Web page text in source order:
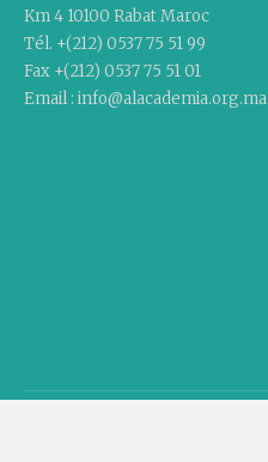
Km 4 10100 Rabat Maroc
Tél. +(212) 0537 75 51 99
Fax +(212) 0537 75 51 01
Email : info@alacademia.org.ma